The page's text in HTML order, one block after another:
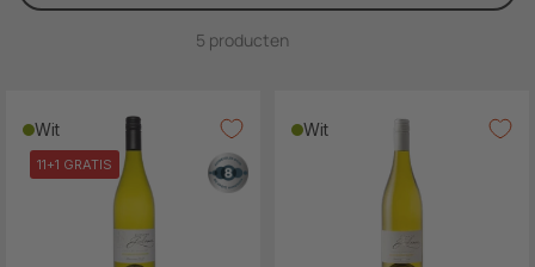
5 producten
Wit
11+1 GRATIS
Wit